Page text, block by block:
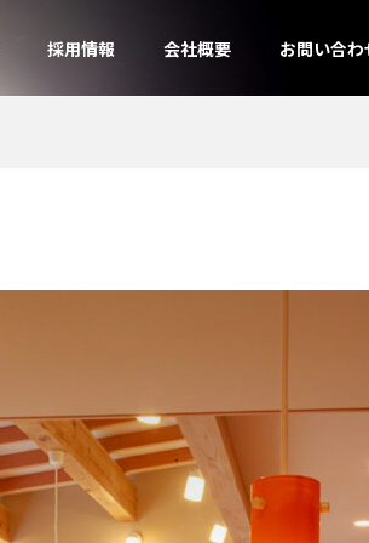
採用情報 会社概要 お問い合わ